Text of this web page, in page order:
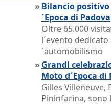
» Bilancio
´Epoca di Padova
Oltre 65.000
l´evento
´automobilismo
» Grandi
Moto d´Epoca di
Gilles Villeneuve,
Pininfarina, sono